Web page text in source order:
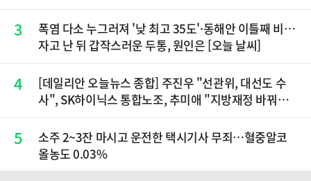
3
폭염 다소 누그러져 '낮 최고 35도'·동해안 이틀째 비…
자고 난 뒤 갑작스러운 두통, 원인은 [오늘 날씨]
4
[데일리안 오늘뉴스 종합] 주진우 "선관위, 대선도 수
사", SK하이닉스 통합노조, 추미애 "지방재정 바꿔
5
소주 2~3잔 마시고 운전한 택시기사 무죄…혈중알코
올농도 0.03%